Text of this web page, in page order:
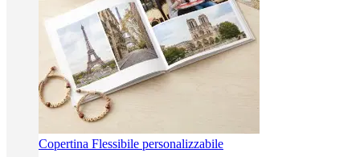
Copertina Flessibile personalizzabile